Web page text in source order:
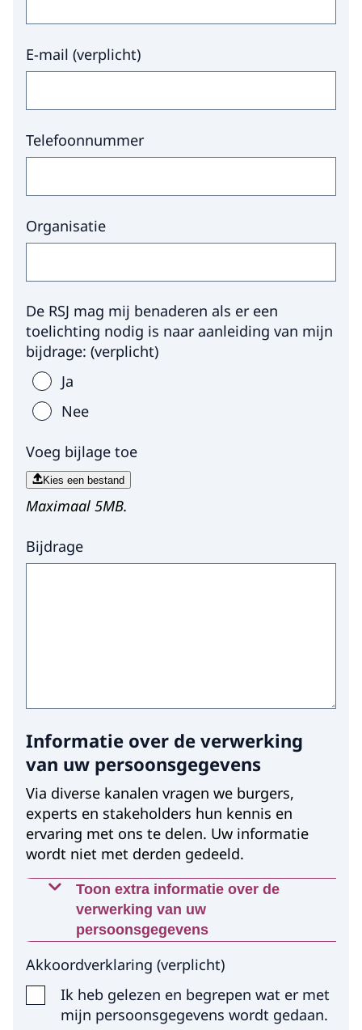
E-mail (verplicht)
Telefoonnummer
Organisatie
De RSJ mag mij benaderen als er een
toelichting nodig is naar aanleiding van mijn
bijdrage: (verplicht)
Ja
Nee
Voeg bijlage toe
Kies een bestand
Maximaal 5MB.
Bijdrage
Informatie over de verwerking
van uw persoonsgegevens
Via diverse kanalen vragen we burgers,
experts en stakeholders hun kennis en
ervaring met ons te delen. Uw informatie
wordt niet met derden gedeeld.
Toon extra informatie over de
verwerking van uw
persoonsgegevens
gevraagd?
Wij gebruiken uw gegevens, met uw
expliciete toestemming, om u per e-mail te
Akkoordverklaring (verplicht)
Ik heb gelezen en begrepen wat er met
mijn persoonsgegevens wordt gedaan.